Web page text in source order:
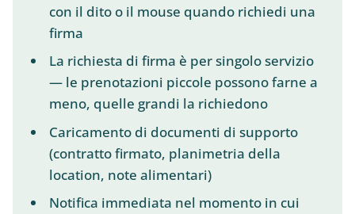
con il dito o il mouse quando richiedi una
firma
La richiesta di firma è per singolo servizio
— le prenotazioni piccole possono farne a
meno, quelle grandi la richiedono
Caricamento di documenti di supporto
(contratto firmato, planimetria della
location, note alimentari)
Notifica immediata nel momento in cui